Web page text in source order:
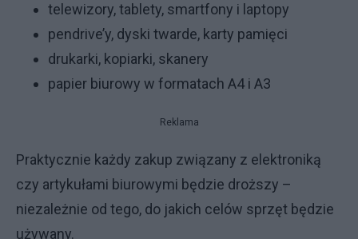
telewizory, tablety, smartfony i laptopy
pendrive’y, dyski twarde, karty pamięci
drukarki, kopiarki, skanery
papier biurowy w formatach A4 i A3
Reklama
Praktycznie każdy zakup związany z elektroniką
czy artykułami biurowymi będzie droższy –
niezależnie od tego, do jakich celów sprzęt będzie
używany.